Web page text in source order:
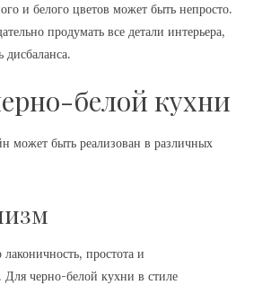
и белого цветов может быть непросто.
продумать все детали интерьера,
дисбаланса.
белой кухни
может быть реализован в различных
простота и
Для черно-белой кухни в стиле